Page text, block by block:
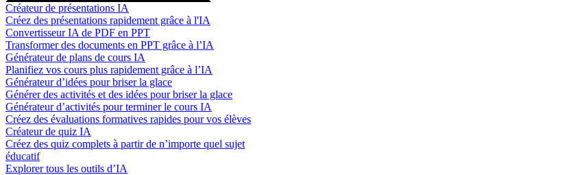
Créateur de présentations IA
Créez des présentations rapidement grâce à l'IA
Convertisseur IA de PDF en PPT
Transformer des documents en PPT grâce à l’IA
Générateur de plans de cours IA
Planifiez vos cours plus rapidement grâce à l’IA
Générateur d’idées pour briser la glace
Générer des activités et des idées pour briser la glace
Générateur d’activités pour terminer le cours IA
Créez des évaluations formatives rapides pour vos élèves
Créateur de quiz IA
Créez des quiz complets à partir de n’importe quel sujet
éducatif
Explorer tous les outils d’IA